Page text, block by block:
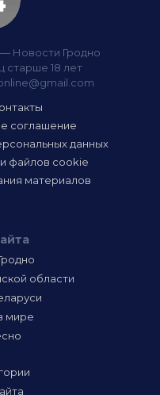
— Новости Гродно
старше 18 лет
соглашение
данных
файлов cookie
материалов
области
мире